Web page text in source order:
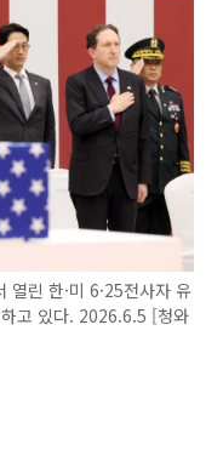
린 한·미 6·25전사자 유
고 있다. 2026.6.5 [청와